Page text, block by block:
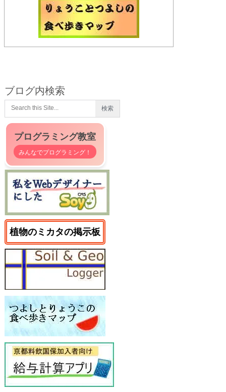
ブログ内検索
プログラミング教室
みんなでプログラミング！
植物のミカタの掲示板